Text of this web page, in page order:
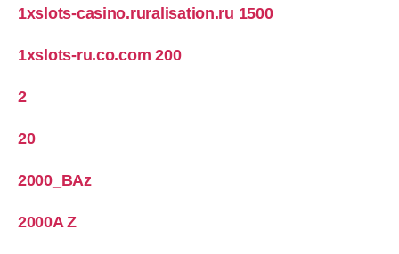
1xslots-casino.ruralisation.ru 1500
1xslots-ru.co.com 200
2
20
2000_BAz
2000A Z